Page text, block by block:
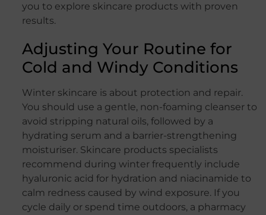
you to explore skincare products with proven
results.
Adjusting Your Routine for
Cold and Windy Conditions
Winter skincare is about protection and repair.
You should use a gentle, non-foaming cleanser to
avoid stripping natural oils, followed by a
hydrating serum and a barrier-strengthening
moisturiser. Skincare products specialists
recommend during winter frequently include
hyaluronic acid for hydration and niacinamide to
calm redness caused by wind exposure. If you
cycle daily or spend time outdoors, a pharmacy